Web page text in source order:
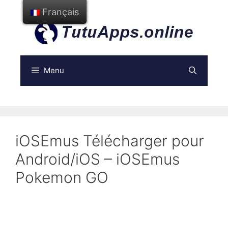
contenu
Menu
iOSEmus Télécharger pour
Android/iOS – iOSEmus
Pokemon GO
Français